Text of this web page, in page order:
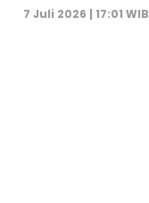
7 Juli 2026 | 17:01 WIB